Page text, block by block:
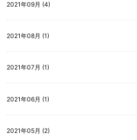
2021年09月 (4)
2021年08月 (1)
2021年07月 (1)
2021年06月 (1)
2021年05月 (2)